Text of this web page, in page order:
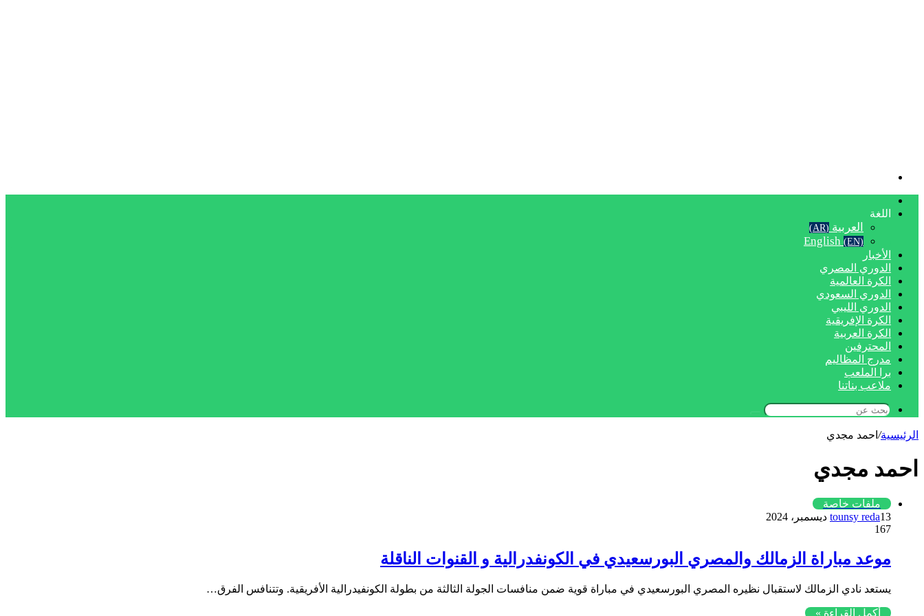
اللغة
العربية (AR)
English (EN)
الأخبار
الدوري المصري
الكرة العالمية
الدوري السعودي
الدوري الليبي
الكرة الإفريقية
الكرة العربية
المحترفين
مدرج المظاليم
برا الملعب
ملاعب بناتنا
بحث
الرئيسية/ احمد مجدي
احمد مجدي
ملفات خاصة
tounsy reda13 ديسمبر، 2024
167
موعد مباراة الزمالك والمصري البورسعيدي في الكونفدرالية و القنوات الناقلة
يستعد نادي الزمالك لاستقبال نظيره المصري البورسعيدي في مباراة قوية ضمن منافسات الجولة الثالثة من بطولة الكونفيدرالية الأفريقية. وتتنافس الفرق…
أكمل القراءة »